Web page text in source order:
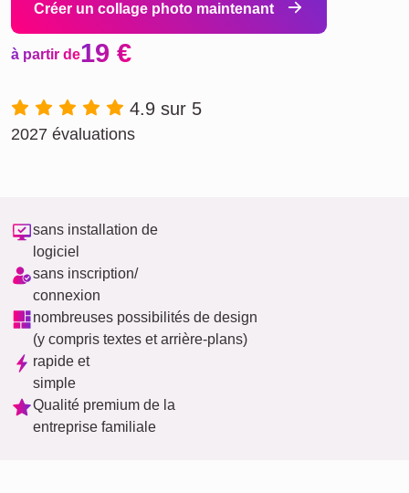
Créer un collage photo maintenant
à partir de19 €
4.9 sur 5
2027 évaluations
sans installation de
logiciel
sans inscription/
connexion
nombreuses possibilités de design
(y compris textes et arrière-plans)
rapide et
simple
Qualité premium de la
entreprise familiale